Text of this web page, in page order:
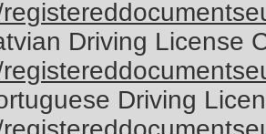
Driving License
Driving